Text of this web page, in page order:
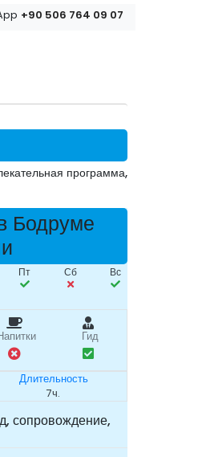
+90 506 764 09 07
программа,
Бодруме
Пт Сб Вс
Гид
Длительность
7ч.
сопровождение,